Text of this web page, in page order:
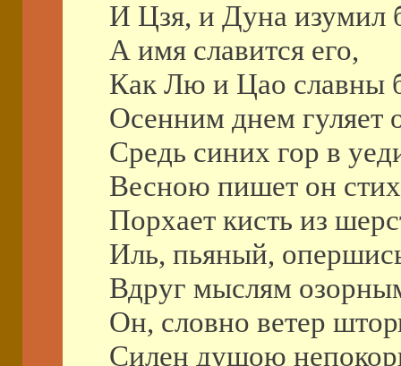
И Цзя, и Дуна изумил
А имя славится его,
Как Лю и Цао славны
Осенним днем гуляет
Средь синих гор в
Весною пишет он
Порхает кисть из
Иль, пьяный,
Вдруг мыслям
Он, словно ветер
Силен душою